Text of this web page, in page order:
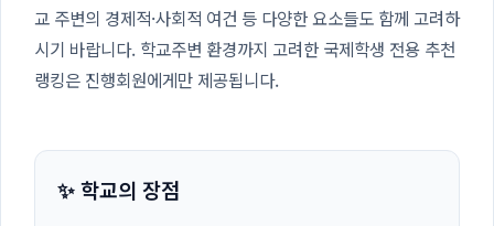
교 주변의 경제적·사회적 여건 등 다양한 요소들도 함께 고려하
시기 바랍니다. 학교주변 환경까지 고려한 국제학생 전용 추천
랭킹은 진행회원에게만 제공됩니다.
✨ 학교의 장점